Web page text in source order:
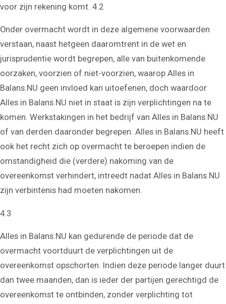
voor zijn rekening komt. 4.2
Onder overmacht wordt in deze algemene voorwaarden
verstaan, naast hetgeen daaromtrent in de wet en
jurisprudentie wordt begrepen, alle van buitenkomende
oorzaken, voorzien of niet-voorzien, waarop Alles in
Balans.NU geen invloed kan uitoefenen, doch waardoor
Alles in Balans.NU niet in staat is zijn verplichtingen na te
komen. Werkstakingen in het bedrijf van Alles in Balans.NU
of van derden daaronder begrepen. Alles in Balans.NU heeft
ook het recht zich op overmacht te beroepen indien de
omstandigheid die (verdere) nakoming van de
overeenkomst verhindert, intreedt nadat Alles in Balans.NU
zijn verbintenis had moeten nakomen.
4.3
Alles in Balans.NU kan gedurende de periode dat de
overmacht voortduurt de verplichtingen uit de
overeenkomst opschorten. Indien deze periode langer duurt
dan twee maanden, dan is ieder der partijen gerechtigd de
overeenkomst te ontbinden, zonder verplichting tot